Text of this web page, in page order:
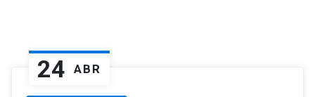
24 ABR